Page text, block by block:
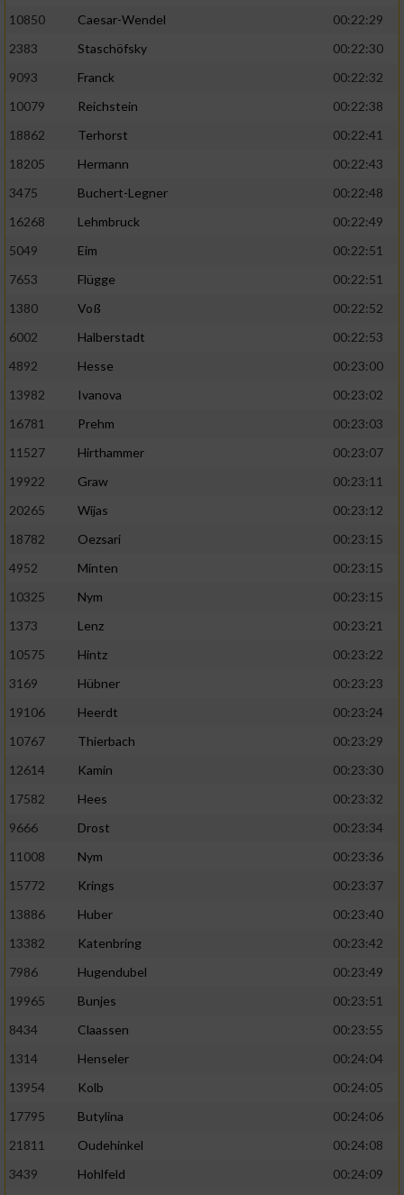
10850
Caesar-Wendel
00:22:29
2383
Staschöfsky
00:22:30
9093
Franck
00:22:32
10079
Reichstein
00:22:38
18862
Terhorst
00:22:41
18205
Hermann
00:22:43
3475
Buchert-Legner
00:22:48
16268
Lehmbruck
00:22:49
5049
Eim
00:22:51
7653
Flügge
00:22:51
1380
Voß
00:22:52
6002
Halberstadt
00:22:53
4892
Hesse
00:23:00
13982
Ivanova
00:23:02
16781
Prehm
00:23:03
11527
Hirthammer
00:23:07
19922
Graw
00:23:11
20265
Wijas
00:23:12
18782
Oezsari
00:23:15
4952
Minten
00:23:15
10325
Nym
00:23:15
1373
Lenz
00:23:21
10575
Hintz
00:23:22
3169
Hübner
00:23:23
19106
Heerdt
00:23:24
10767
Thierbach
00:23:29
12614
Kamin
00:23:30
17582
Hees
00:23:32
9666
Drost
00:23:34
11008
Nym
00:23:36
15772
Krings
00:23:37
13886
Huber
00:23:40
13382
Katenbring
00:23:42
7986
Hugendubel
00:23:49
19965
Bunjes
00:23:51
8434
Claassen
00:23:55
1314
Henseler
00:24:04
13954
Kolb
00:24:05
17795
Butylina
00:24:06
21811
Oudehinkel
00:24:08
3439
Hohlfeld 00:24:09